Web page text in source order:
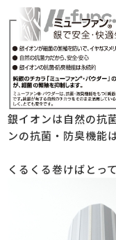
銀イオンは自然の抗
ンの抗菌・防臭機能
くるくる巻けばとっ